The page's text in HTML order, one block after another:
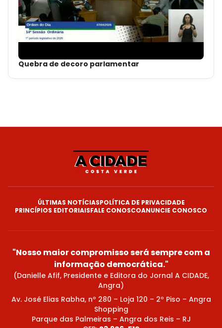
Quebra de decoro parlamentar
ÚLTIMAS NOTÍCIASPOLÍTICA DE PRIVACIDADE
PRINCÍPIOS EDITORIAISFALE CONOSCOANUNCIE CONOSCO
"Nosso maior compromisso será sempre com a
informação democrática."
(Danielle Afif, Presidente e Editora do Jornal A CIDADE,
Angra)
Av. José Elias Rabha, nº 280 – Loja 120 – 2º Piso – Angra
Shopping
Parque das Palmeiras – Angra dos Reis – RJ